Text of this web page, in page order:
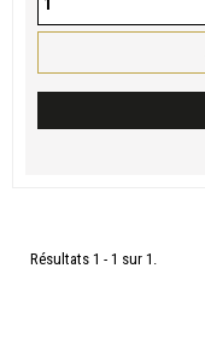
Résultats 1 - 1 sur 1.